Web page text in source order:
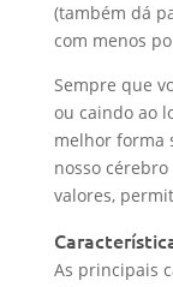
(também dá
com menos
Sempre que
ou caindo ao
melhor forma
nosso
valores,
As principais